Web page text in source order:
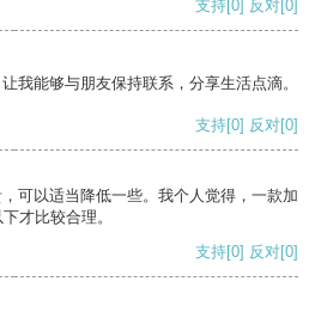
支持 [0] 反对 [0]
我能够与朋友保持联系，分享生活点滴。
支持[0] 反对[0]
可以适当降低一些。我个人觉得，一款加
才比较合理。
支持[0] 反对[0]